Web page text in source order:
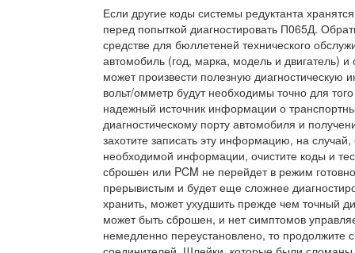
Если другие коды системы редуктанта
перед попыткой диагностировать П065Д.
средстве для бюллетеней технического
автомобиль (год, марка, модель и двигатель)
может произвести полезную
вольт/омметр будут необходимы точно для
надежный источник информации о
диагностическому порту автомобиля и
захотите записать эту информацию, на
необходимой информации, очистите коды и
сброшен или PCM не перейдет в режим
прерывистым и будет еще сложнее
хранить, может ухудшить прежде чем точный
может быть сброшен, и нет симптомов
немедленно переустановлено, то продолжите